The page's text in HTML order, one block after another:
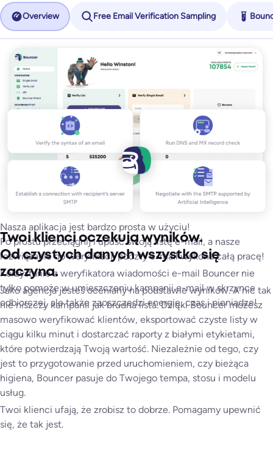
Overview Free Email Verification Sampling
Nasza aplikacja jest bardzo prosta w użyciu!
Po prostu przeciągnij i upuść swoją listę e-mail, a nasze
rozwiązanie do weryfikacji poczty e-mail wykona całą pracę!
Korzystanie z weryfikatora wiadomości e-mail Bouncer nie
tylko pomoże w umieszczeniu kampanii e-mail w skrzynce
odbiorczej, ale także zaoszczędzi energię, czas i pieniądze!
Adresy e-mail Catch-All hostowane przez Google i Microsoft
Adresy e-mail chronione filtrem antyspamowym,
Adresy e-mail hostowane przez niszowych dostawców.
Twoi klienci oczekują wyników.
Od czystych danych wszystko się
zaczyna.
Jako agencja jesteś oceniany na podstawie wyników. A nic tak
nie niszczy kampanii jak brudna lista. Dzięki Bouncer możesz
masowo weryfikować klientów, eksportować czyste listy w
ciągu kilku minut i dostarczać raporty z białymi etykietami,
które potwierdzają Twoją wartość. Niezależnie od tego, czy
jest to przygotowanie przed uruchomieniem, czy bieżąca
higiena, Bouncer pasuje do Twojego tempa, stosu i modelu
usług.
Twoi klienci ufają, że zrobisz to dobrze. Pomagamy upewnić
się, że tak jest.